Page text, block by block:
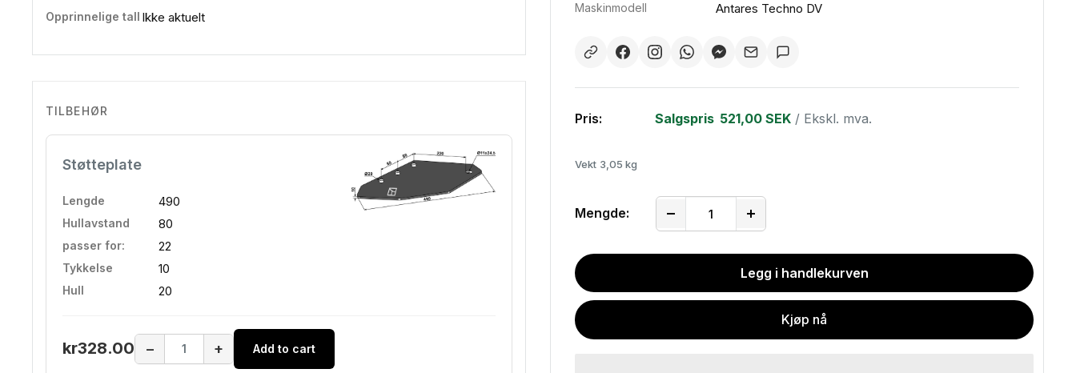
Maskinmodell Antares Techno DV
Pris: Salgspris 521,00 SEK / Ekskl. mva.
Vekt 3,05 kg
Mengde:
Legg i handlekurven
Kjøp nå
Opprinnelige tall Ikke aktuelt
TILBEHØR
Støtteplate
Lengde 490
Hullavstand 80
passer for: 22
Tykkelse 10
Hull 20
kr328.00 − + Add to cart